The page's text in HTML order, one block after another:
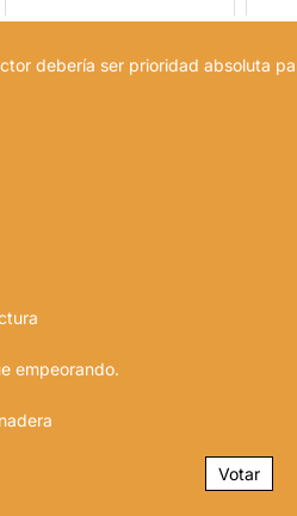
debería ser prioridad absoluta
empeorando.
Votar